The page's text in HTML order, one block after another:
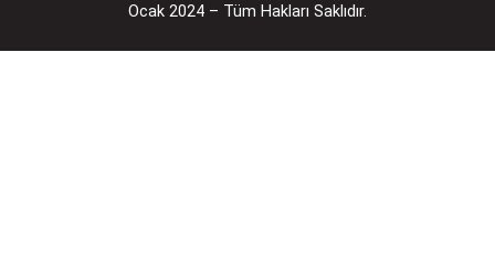
Ocak 2024 – Tüm Hakları Saklıdır.